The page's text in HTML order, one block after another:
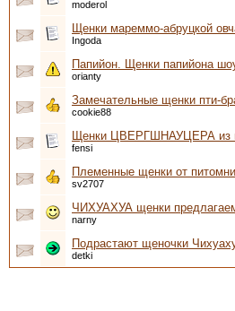
moderol
Щенки мареммо-абруцкой
Ingoda
Папийон. Щенки папийона
orianty
Замечательные щенки пти-
cookie88
Щенки ЦВЕРГШНАУЦЕРА из
fensi
Племенные щенки от
sv2707
ЧИХУАХУА щенки
narny
Подрастают щеночки
detki